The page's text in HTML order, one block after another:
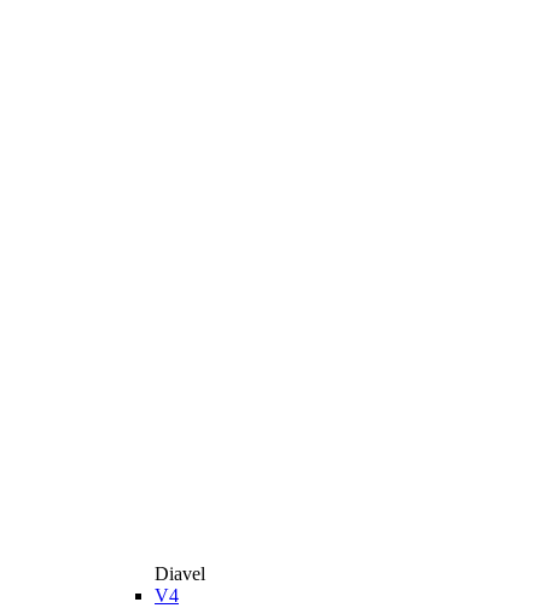
Diavel
V4